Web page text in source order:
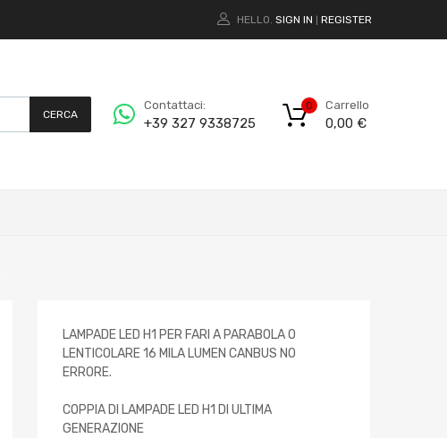
HELLO. SIGN IN REGISTER
CERCA
Contattaci:
+39 327 9338725
Carrello
0,00 €
0
LAMPADE LED H1 PER FARI A PARABOLA O
LENTICOLARE 16 MILA LUMEN CANBUS NO
ERRORE.
COPPIA DI LAMPADE LED H1 DI ULTIMA
GENERAZIONE